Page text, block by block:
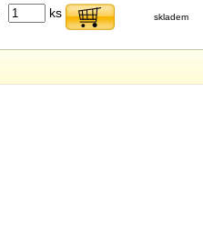
ks skladem